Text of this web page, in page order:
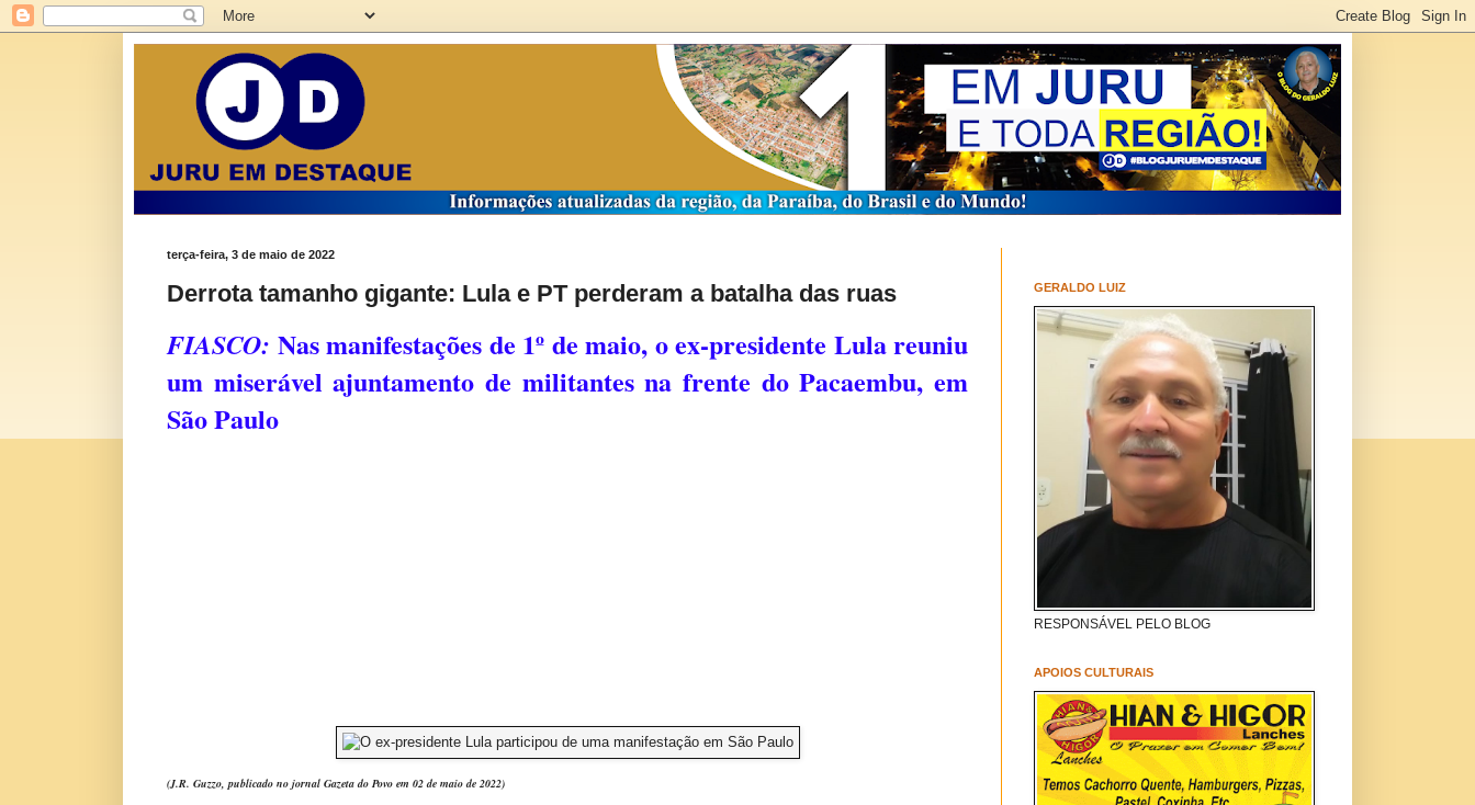
terça-feira, 3 de maio de 2022
Derrota tamanho gigante: Lula e PT perderam a batalha das ruas
FIASCO: Nas manifestações de 1º de maio, o ex-presidente Lula reuniu
um miserável ajuntamento de militantes na frente do Pacaembu, em
São Paulo
(J.R. Guzzo, publicado no jornal Gazeta do Povo em 02 de maio de 2022)
GERALDO LUIZ
RESPONSÁVEL PELO BLOG
APOIOS CULTURAIS